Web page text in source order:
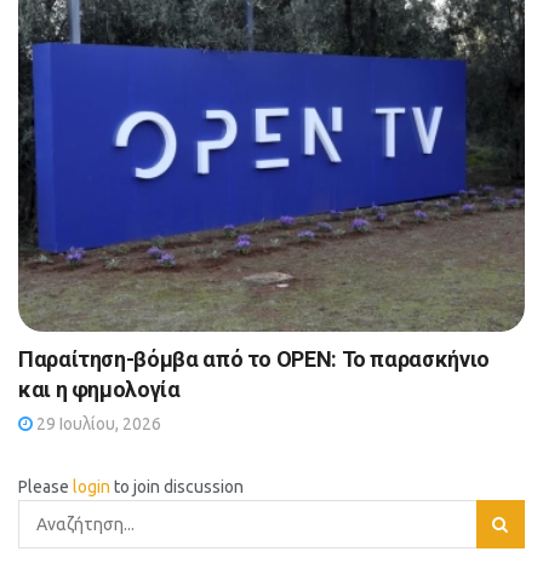
Παραίτηση-βόμβα από το OPEN: Το παρασκήνιο
και η φημολογία
29 Ιουλίου, 2026
Please login to join discussion